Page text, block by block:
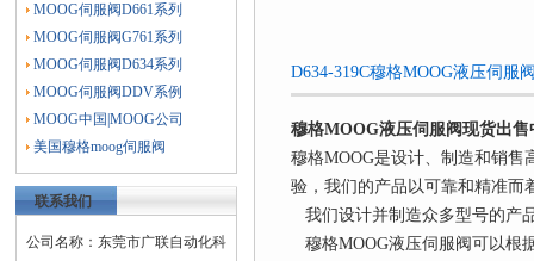
MOOG伺服阀D661系列
MOOG伺服阀G761系列
MOOG伺服阀D634系列
MOOG伺服阀DDV系例
MOOG中国|MOOG公司
美国穆格moog伺服阀
联系我们
公司名称：东莞市广联自动化科
D634-319C穆格MOOG液压伺服
穆格MOOG液压伺服阀现货出售
穆格MOOG是设计、制造和销
验，我们的产品以可靠和精准而
我们设计并制造众多型号的产
穆格MOOG液压伺服阀可以根